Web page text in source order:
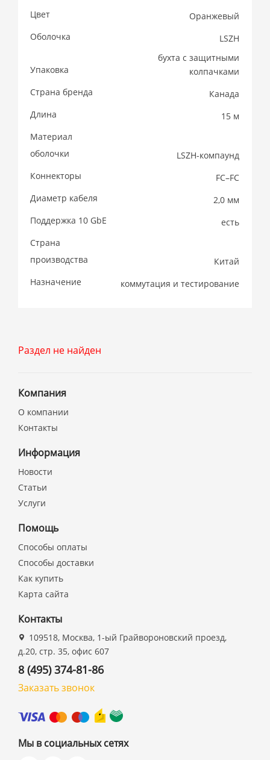
Цвет
Оранжевый
Оболочка
LSZH
Упаковка
бухта с защитными
колпачками
Страна бренда
Канада
Длина
15 м
Материал
оболочки
LSZH-компаунд
Коннекторы
FC–FC
Диаметр кабеля
2,0 мм
Поддержка 10 GbE
есть
Страна
производства
Китай
Назначение
коммутация и тестирование
Раздел не найден
Компания
О компании
Контакты
Информация
Новости
Статьи
Услуги
Помощь
Способы оплаты
Способы доставки
Как купить
Карта сайта
Контакты
109518, Москва, 1-ый Грайвороновский проезд,
д.20, стр. 35, офис 607
8 (495) 374-81-86
Заказать звонок
Мы в социальных сетях